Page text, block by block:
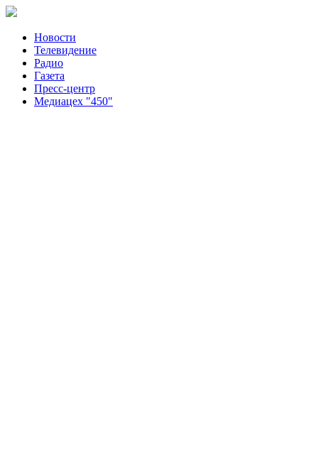
Новости
Телевидение
Радио
Газета
Пресс-центр
Медиацех "450"